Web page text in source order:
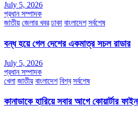
July 5, 2026
প্রধান সম্পাদক
জাতীয় জেলার খবর ঢাকা বাংলাদেশ সর্বশেষ
বন্ধ হয়ে গেল দেশের একমাত্র সচল রাডার
July 5, 2026
প্রধান সম্পাদক
খেলা জাতীয় বাংলাদেশ বিশ্ব সর্বশেষ
কানাডাকে হারিয়ে সবার আগে কোয়ার্টার